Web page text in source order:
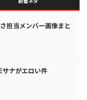
担当メンバー画像まと
サナがエロい件